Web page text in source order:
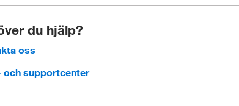
du hjälp?
oss
och supportcenter